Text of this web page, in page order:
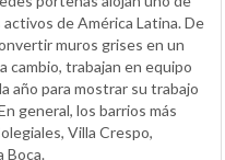
de América Latina. De
muros grises en un
cambio, trabajan en equipo
año para mostrar su trabajo
general, los barrios más
Villa Crespo,
Boca.